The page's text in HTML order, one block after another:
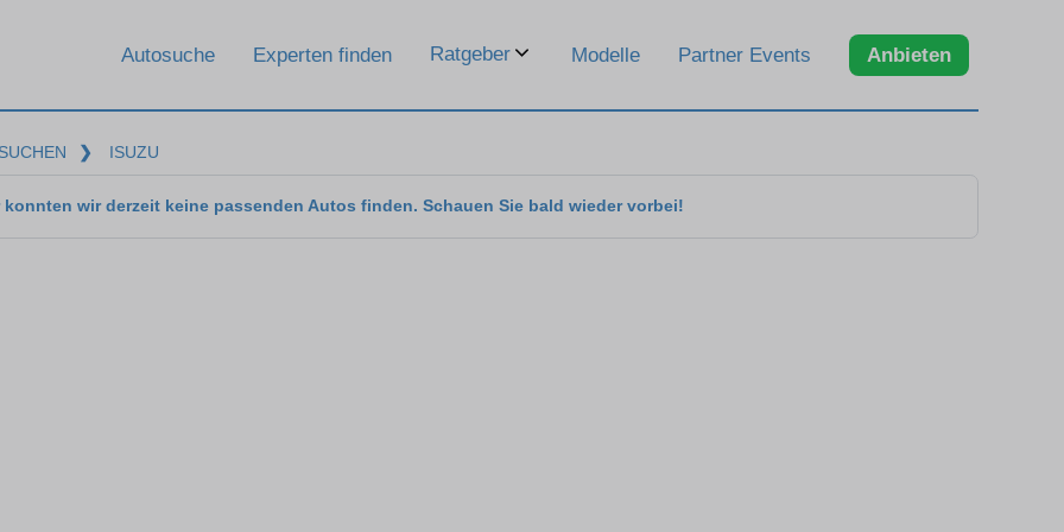
Autosuche Experten finden Ratgeber Modelle Partner Events Anbieten
❯ ISUZU
konnten wir derzeit keine passenden Autos finden. Schauen Sie bald wieder vorbei!